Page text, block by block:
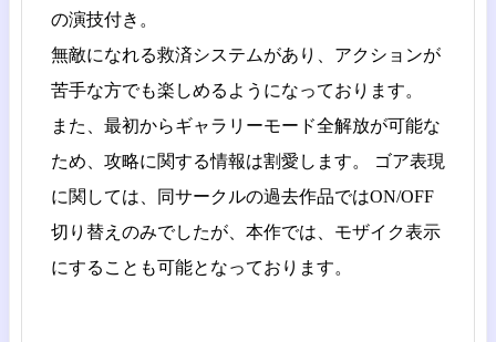
の演技付き。
無敵になれる救済システムがあり、アクションが
苦手な方でも楽しめるようになっております。
また、最初からギャラリーモード全解放が可能な
ため、攻略に関する情報は割愛します。 ゴア表現
に関しては、同サークルの過去作品ではON/OFF
切り替えのみでしたが、本作では、モザイク表示
にすることも可能となっております。